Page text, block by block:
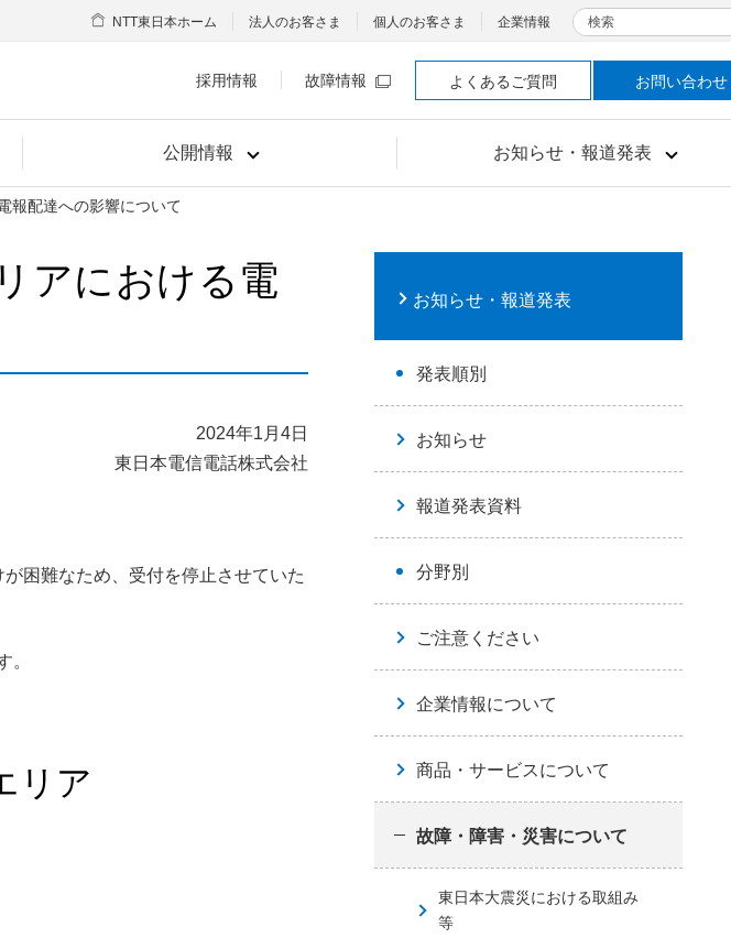
公開情報 お知らせ・報道発表
NTT東日本ホーム 法人のお客さま 個人のお客さま 企業情報 検索
採用情報 故障情報 よくあるご質問 お問い合わせ
報配達への影響について
アにおける電
2024年1月4日
東日本電信電話株式会社
困難なため、受付を停止させていた
。
リア
お知らせ・報道発表
発表順別
お知らせ
報道発表資料
分野別
ご注意ください
企業情報について
商品・サービスについて
故障・障害・災害について
東日本大震災における取組み
等